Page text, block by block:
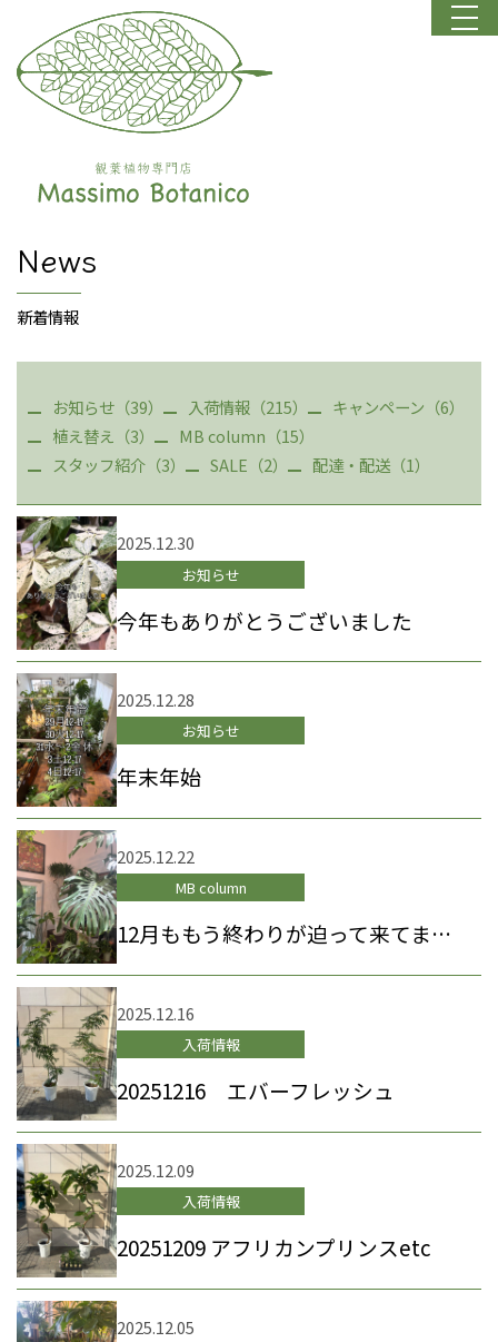
News
新着情報
お知らせ（39） 入荷情報（215）
キャンペーン（6）
植え替え（3）
MB column（15）
スタッフ紹介（3）
SALE（2） 配達・配送（1）
2025.12.30
お知らせ
今年もありがとうございました
2025.12.28
お知らせ
年末年始
2025.12.22
MB column
12月ももう終わりが迫って来てますね
2025.12.16
入荷情報
20251216 エバーフレッシュ
2025.12.09
入荷情報
20251209 アフリカンプリンスetc
2025.12.05